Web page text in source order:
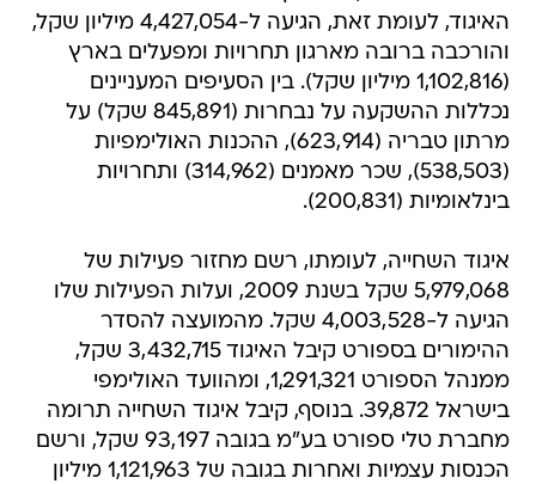
האיגוד, לעומת זאת, הגיעה ל-4,427,054 מיליון שקל,
והורכבה ברובה מארגון תחרויות ומפעלים בארץ
(1,102,816 מיליון שקל). בין הסעיפים המעניינים
נכללות ההשקעה על נבחרות (845,891 שקל) על
מרתון טבריה (623,914), ההכנות האולימפיות
(538,503), שכר מאמנים (314,962) ותחרויות
בינלאומיות (200,831).
איגוד השחייה, לעומתו, רשם מחזור פעילות של
5,979,068 שקל בשנת 2009, ועלות הפעילות שלו
הגיעה ל-4,003,528 שקל. מהמועצה להסדר
ההימורים בספורט קיבל האיגוד 3,432,715 שקל,
ממנהל הספורט 1,291,321, ומהוועד האולימפי
בישראל 39,872. בנוסף, קיבל איגוד השחייה תרומה
מחברת טלי ספורט בע"מ בגובה 93,197 שקל, ורשם
הכנסות עצמיות ואחרות בגובה של 1,121,963 מיליון